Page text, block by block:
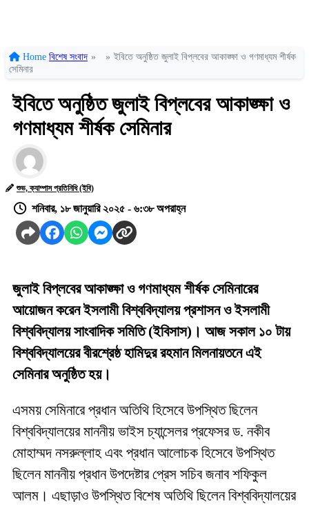
Home বিশেষ সংবাদ » » ইবিতে অনুষ্ঠিত জুলাই বিপ্লবের আকাঙ্ক্ষা ও গণমাধ্যম শীর্ষক
সেমিনার
ইবিতে অনুষ্ঠিত জুলাই বিপ্লবের আকাঙ্ক্ষা ও
গণমাধ্যম শীর্ষক সেমিনার
শুভ, ক্যাম্পাস প্রতিনিধি (ইবি)
শনিবার, ১৮ জানুয়ারি ২০২৫ - ৬:৩৮ অপরাহ্ন
জুলাই বিপ্লবের আকাঙ্ক্ষা ও গণমাধ্যম শীর্ষক সেমিনারের
আয়োজন করেন ইসলামী বিশ্ববিদ্যালয় প্রশাসন ও ইসলামী
বিশ্ববিদ্যালয় সাংবাদিক সমিতি (ইবিসাস)। আজ সকাল ১০ টায়
বিশ্ববিদ্যালয়ের বীরশ্রেষ্ঠ হামিদুর রহমান মিলনায়তনে এই
সেমিনার অনুষ্ঠিত হয়।
এসময় সেমিনারে প্রধান অতিথি হিসেবে উপস্থিত ছিলেন
বিশ্ববিদ্যালয়ের মাননীয় ভাইস চ্যান্সেলর প্রফেসর ড. নকীব
মোহাম্মদ নসরুল্লাহ এবং প্রধান আলোচক হিসেবে উপস্থিত
ছিলেন মাননীয় প্রধান উপদেষ্টার প্রেস সচিব জনাব শফিকুল
আলম। এছাড়াও উপস্থিত বিশেষ অতিথি ছিলেন বিশ্ববিদ্যালয়ের